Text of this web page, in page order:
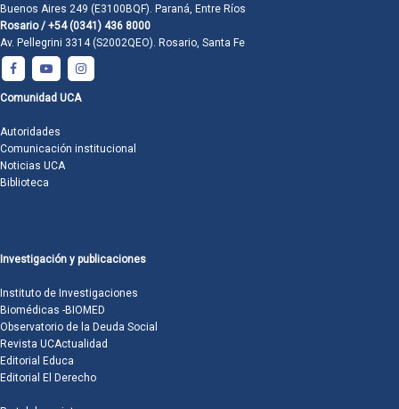
Buenos Aires 249 (E3100BQF). Paraná, Entre Ríos
Rosario / +54 (0341) 436 8000
Av. Pellegrini 3314 (S2002QEO). Rosario, Santa Fe
Comunidad UCA
Autoridades
Comunicación institucional
Noticias UCA
Biblioteca
Investigación y publicaciones
Instituto de Investigaciones
Biomédicas -BIOMED
Observatorio de la Deuda Social
Revista UCActualidad
Editorial Educa
Editorial El Derecho